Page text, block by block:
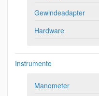
Gewindeadapter
Hardware
Instrumente
Manometer